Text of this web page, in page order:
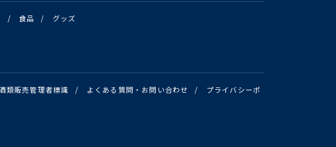
/ 食品 / グッズ
類販売管理者標識 / よくある質問・お問い合わせ /
プライバシーポ